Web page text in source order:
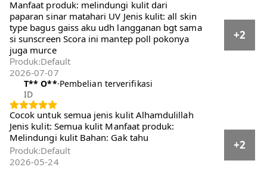
Manfaat produk: melindungi kulit dari paparan
sinar matahari UV Jenis kulit: all skin type
bagus gaiss aku udh langganan bgt sama si
sunscreen Scora ini mantep poll pokonya juga
murce
+2
Produk:Default
2026-07-07
T** O**️·Pembelian terverifikasi
ID
Cocok untuk semua jenis kulit Alhamdulillah
Jenis kulit: Semua kulit Manfaat produk:
Melindungi kulit Bahan: Gak tahu
+2
Produk:Default
2026-05-24